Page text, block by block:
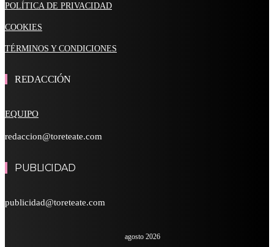
POLÍTICA DE PRIVACIDAD
COOKIES
TÉRMINOS Y CONDICIONES
REDACCIÓN
EQUIPO
redaccion@toreteate.com
PUBLICIDAD
publicidad@toreteate.com
agosto 2026